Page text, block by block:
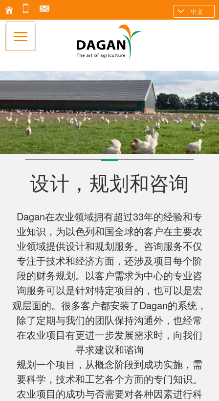
中文
设计，规划和咨询
Dagan在农业领域拥有超过33年的经验和专
业知识，为以色列和国全球的客户在主要农
业领域提供设计和规划服务。咨询服务不仅
专注于技术和经济方面，还涉及项目每个阶
段的财务规划。以客户需求为中心的专业咨
询服务可以是针对特定项目的，也可以是宏
观层面的。很多客户都安装了Dagan的系统，
除了定期与我们的团队保持沟通外，也经常
在农业项目有更进一步发展需求时，向我们
寻求建议和谘询
规划一个项目，从概念阶段到成功实施，需
要科学，技术和工艺各个方面的专门知识。
农业项目的成功与否需要对各种因素进行科